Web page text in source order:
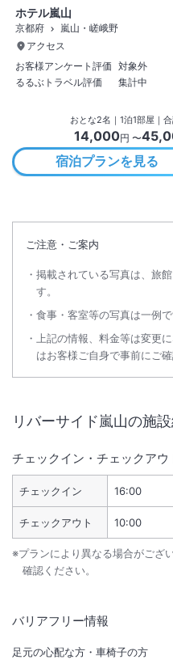
ホテル嵐山
京都府
嵐山・嵯峨野
アクセス
お客様アンケート評価 対象外
るるぶトラベル評価
集計中
おとな2名 ｜ 1泊1部屋｜
14,000円 〜
宿泊プランを見る
ご注意・ご案内
掲載されている写真は、旅
す。
食事・客室等の写真は一例で
上記の情報、料金等は変更
はお客様ご自身で事前にご確
リバーサイド嵐山の施
チェックイン・チェックアウ
チェックイン 16:00
チェックアウト 10:00
※プランにより異なる場合がござ
確認ください。
バリアフリー情報
足元の心配な方・車椅子の方